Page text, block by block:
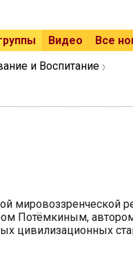
Видео Все
и Воспитание
мировоззренческой
Потёмкиным,
цивилизационных